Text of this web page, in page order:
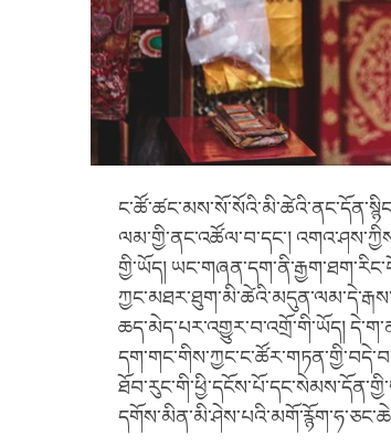
ལམ་གྱི་ནང་འཚོལ་བ་དང་།
གྱི་ཡོད།
ཆད་མེད་པར་འགྱུར་བ་འགྲོ་གི་ཡོད།